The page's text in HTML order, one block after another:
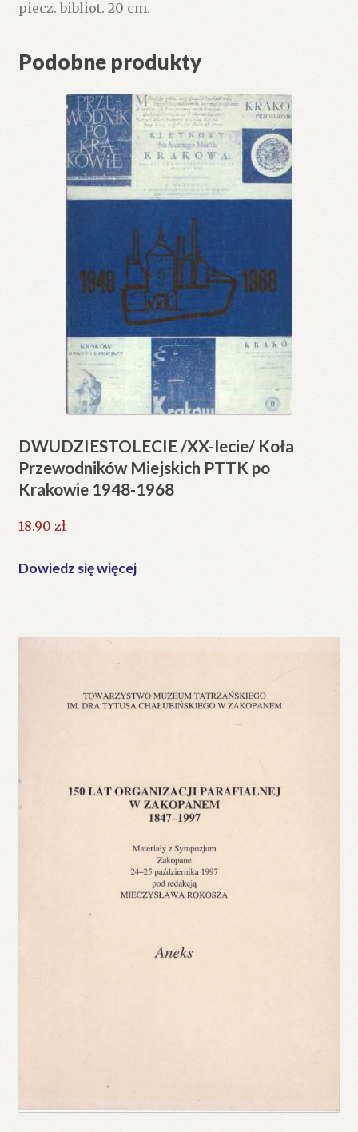
piecz. bibliot. 20 cm.
Podobne produkty
DWUDZIESTOLECIE /XX-lecie/ Koła
Przewodników Miejskich PTTK po
Krakowie 1948-1968
18.90 zł
Dowiedz się więcej